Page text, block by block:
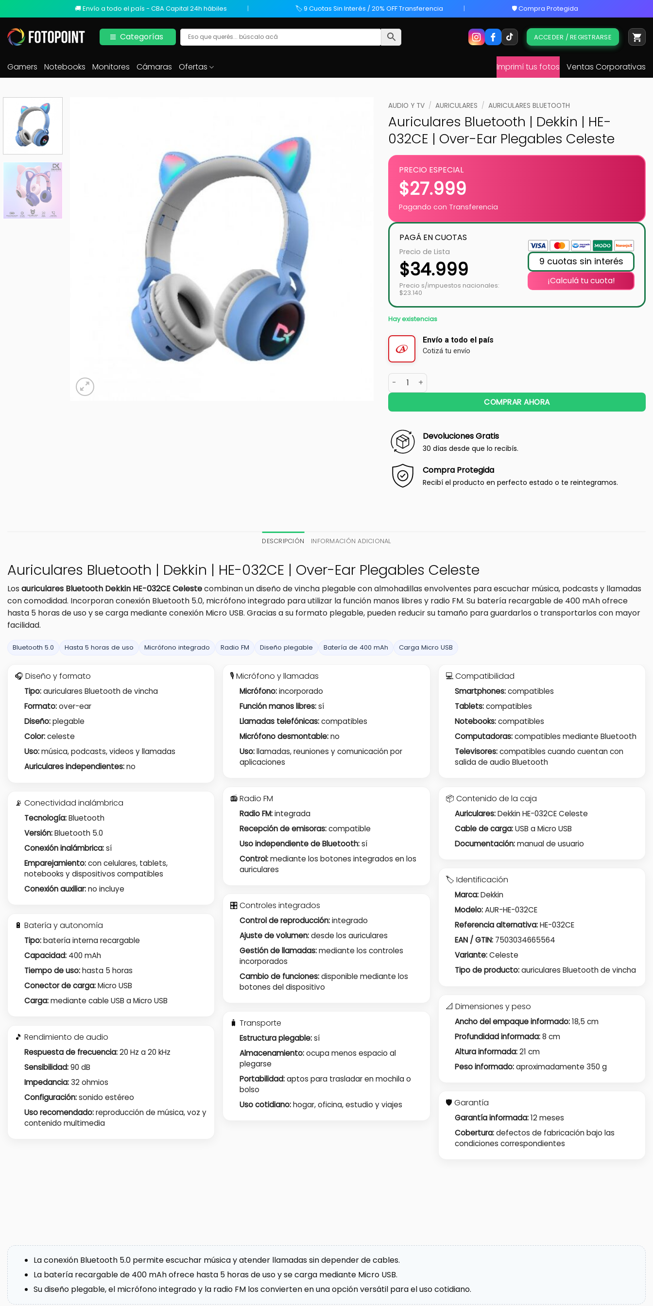
🚚 Envío a todo el país - CBA Capital 24h hábiles 🏷️ 9 Cuotas Sin Interés / 20% OFF Transferencia 🛡️ Compra Protegida
Categorías ACCEDER / REGISTRARSE
Gamers Notebooks Monitores Cámaras Ofertas Imprimí tus fotos Ventas Corporativas
AUDIO Y TV / AURICULARES / AURICULARES BLUETOOTH
Auriculares Bluetooth | Dekkin | HE-
032CE | Over-Ear Plegables Celeste
PRECIO ESPECIAL
$27.999
Pagando con Transferencia
PAGÁ EN CUOTAS
Precio de Lista
$34.999
Precio s/impuestos nacionales:
$23.140
9 cuotas sin interés
¡Calculá tu cuota!
Hay existencias
Envío a todo el país
Cotizá tu envío
COMPRAR AHORA
Devoluciones Gratis
30 días desde que lo recibís.
Compra Protegida
Recibí el producto en perfecto estado o te reintegramos.
DESCRIPCIÓN INFORMACIÓN ADICIONAL
Auriculares Bluetooth | Dekkin | HE-032CE | Over-Ear Plegables Celeste
Los auriculares Bluetooth Dekkin HE-032CE Celestecombinan un diseño de vincha plegable con almohadillas envolventes para escuchar música, podcasts y llamadas
con comodidad. Incorporan conexión Bluetooth 5.0, micrófono integrado para utilizar la función manos libres y radio FM. Su batería recargable de 400 mAh ofrece
hasta 5 horas de uso y se carga mediante conexión Micro USB. Gracias a su formato plegable, pueden reducir su tamaño para guardarlos o transportarlos con mayor
facilidad.
Bluetooth 5.0 Hasta 5 horas de uso Micrófono integrado Radio FM Diseño plegable Batería de 400 mAh Carga Micro USB
🎧 Diseño y formato
Tipo:auriculares Bluetooth de vincha
Formato:over-ear
Diseño:plegable
Color:celeste
Uso:música, podcasts, videos y llamadas
Auriculares independientes:no
📡 Conectividad inalámbrica
Tecnología:Bluetooth
Versión:Bluetooth 5.0
Conexión inalámbrica:sí
Emparejamiento:con celulares, tablets,
notebooks y dispositivos compatibles
Conexión auxiliar:no incluye
🔋 Batería y autonomía
Tipo:batería interna recargable
Capacidad:400 mAh
Tiempo de uso:hasta 5 horas
Conector de carga:Micro USB
Carga:mediante cable USB a Micro USB
🎵 Rendimiento de audio
Respuesta de frecuencia:20 Hz a 20 kHz
Sensibilidad:90 dB
Impedancia:32 ohmios
Configuración:sonido estéreo
Uso recomendado:reproducción de música, voz y
contenido multimedia
🎙 Micrófono y llamadas
Micrófono:incorporado
Función manos libres:sí
Llamadas telefónicas:compatibles
Micrófono desmontable:no
Uso:llamadas, reuniones y comunicación por
aplicaciones
📻 Radio FM
Radio FM:integrada
Recepción de emisoras:compatible
Uso independiente de Bluetooth:sí
Control:mediante los botones integrados en los
auriculares
🎛 Controles integrados
Control de reproducción:integrado
Ajuste de volumen:desde los auriculares
Gestión de llamadas:mediante los controles
incorporados
Cambio de funciones:disponible mediante los
botones del dispositivo
🧳 Transporte
Estructura plegable:sí
Almacenamiento:ocupa menos espacio al
plegarse
Portabilidad:aptos para trasladar en mochila o
bolso
Uso cotidiano:hogar, oficina, estudio y viajes
💻 Compatibilidad
Smartphones:compatibles
Tablets:compatibles
Notebooks:compatibles
Computadoras:compatibles mediante Bluetooth
Televisores:compatibles cuando cuentan con
salida de audio Bluetooth
📦 Contenido de la caja
Auriculares:Dekkin HE-032CE Celeste
Cable de carga:USB a Micro USB
Documentación:manual de usuario
🏷 Identificación
Marca:Dekkin
Modelo:AUR-HE-032CE
Referencia alternativa:HE-032CE
EAN / GTIN: 7503034665564
Variante:Celeste
Tipo de producto:auriculares Bluetooth de vincha
📐 Dimensiones y peso
Ancho del empaque informado:18,5 cm
Profundidad informada:8 cm
Altura informada:21 cm
Peso informado:aproximadamente 350 g
🛡 Garantía
Garantía informada:12 meses
Cobertura:defectos de fabricación bajo las
condiciones correspondientes
La conexión Bluetooth 5.0 permite escuchar música y atender llamadas sin depender de cables.
La batería recargable de 400 mAh ofrece hasta 5 horas de uso y se carga mediante Micro USB.
Su diseño plegable, el micrófono integrado y la radio FM los convierten en una opción versátil para el uso cotidiano.